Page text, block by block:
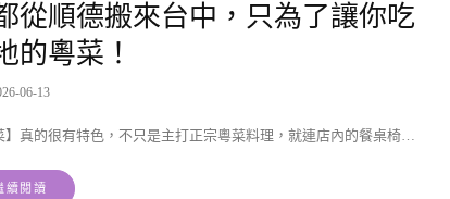
從順德搬來台中，只為了讓你吃
的粵菜！
06-13
真的很有特色，不只是主打正宗粵菜料理，就連店內的餐桌椅…
續閱讀